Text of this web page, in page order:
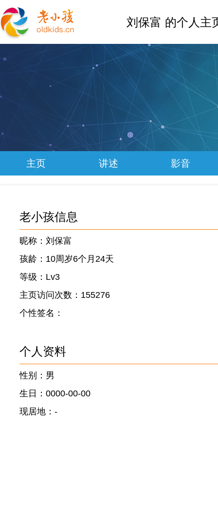
刘保富 的个人主
主页 讲述 影音
老小孩信息
昵称：刘保富
孩龄：10周岁6个月24天
等级：Lv3
主页访问次数：155276
个性签名：
个人资料
性别：男
生日：0000-00-00
现居地：-